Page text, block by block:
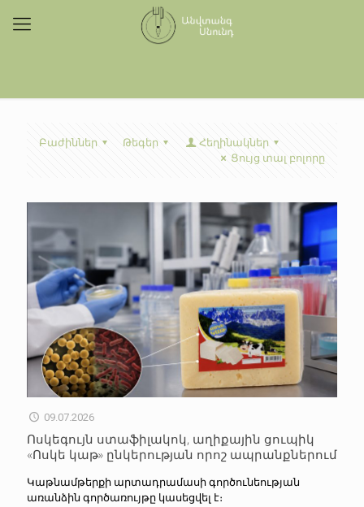
Բաժիններ Թեգեր
Հեղինակներ
Ցույց տալ բոլորը
09.07.2026
Ոսկեգույն ստաֆիլակոկ, աղիքային ցուպիկ
«Ոսկե կաթ» ընկերության որոշ ապրանքներում
Կաթնամթերքի արտադրամասի գործունեության
առանձին գործառույթը կասեցվել է։